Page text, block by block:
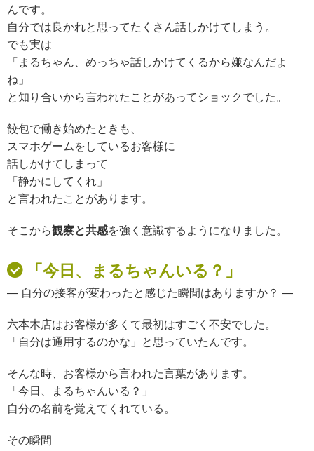
んです。
自分では良かれと思ってたくさん話しかけてしまう。
でも実は
「まるちゃん、めっちゃ話しかけてくるから嫌なんだよ
ね」
と知り合いから言われたことがあって ショックでした。
餃包で働き始めたときも、
スマホゲームをしているお客様に
話しかけてしまって
「静かにしてくれ」
と言われたことがあります。
そこから観察と共感を強く意識するようになりました。
「今日、まるちゃんいる？」
— 自分の接客が変わったと感じた瞬間はありますか？ —
六本木店はお客様が多くて最初はすごく不安でした。
「自分は通用するのかな」
と思っていたんです。
そんな時、 お客様から言われた言葉があります。
「今日、まるちゃんいる？」
自分の名前を覚えてくれている。
その瞬間